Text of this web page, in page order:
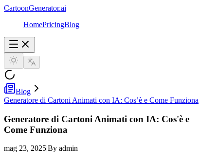
CartoonGenerator.ai
HomePricingBlog
Blog
Generatore di Cartoni Animati con IA: Cos’è e Come Funziona
Generatore di Cartoni Animati con IA: Cos'è e
Come Funziona
mag 23, 2025|By admin